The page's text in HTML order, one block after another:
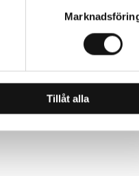
Tillåt alla